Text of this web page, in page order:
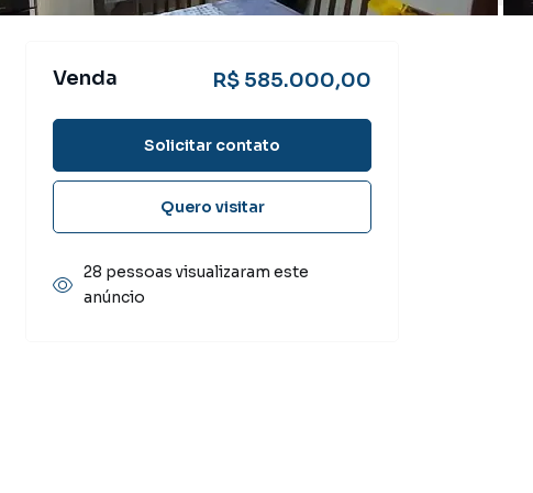
Venda R$ 585.000,00
Solicitar contato
Quero visitar
28 pessoas visualizaram este
anúncio